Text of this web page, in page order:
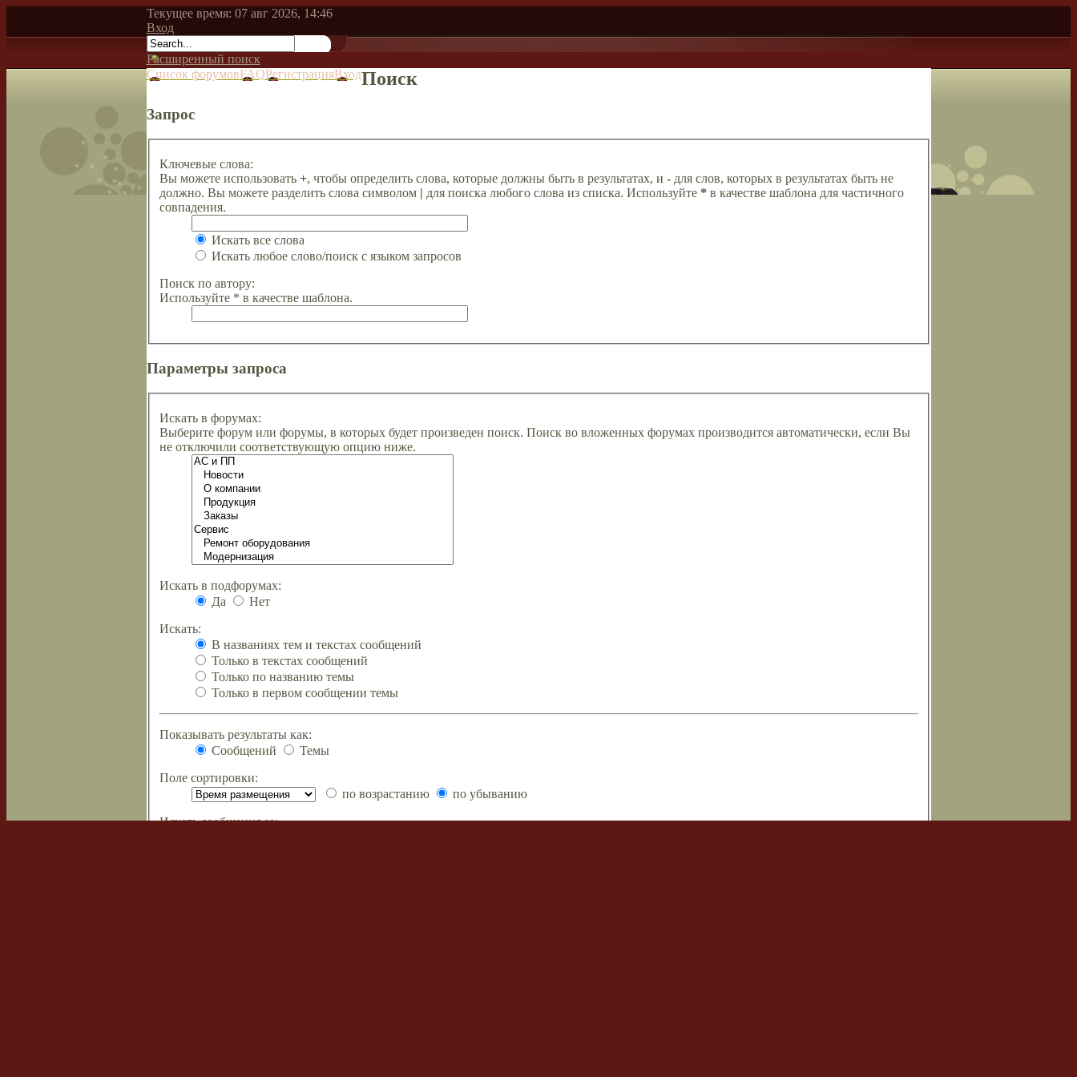
Текущее время: 07 авг 2026, 14:46
Вход
Расширенный поиск
Список форумовFAQРегистрацияВходПоиск
Запрос
Ключевые слова:
Вы можете использовать +, чтобы определить слова, которые должны быть в результатах, и -для слов, которых в результатах быть не
должно. Вы можете разделить слова символом | для поиска любого слова из списка. Используйте * в качестве шаблона для частичного
совпадения.
Искать все слова
Искать любое слово/поиск с языком запросов
Поиск по автору:
Используйте * в качестве шаблона.
Параметры запроса
Искать в форумах:
Выберите форум или форумы, в которых будет произведен поиск. Поиск во вложенных форумах производится автоматически, если Вы
не отключили соответствующую опцию ниже.
Искать в подфорумах:
Да
Нет
Искать:
В названиях тем и текстах сообщений
Только в текстах сообщений
Только по названию темы
Только в первом сообщении темы
Показывать результаты как:
Сообщений
Темы
Поле сортировки:
по возрастанию
по убыванию
Искать сообщения за: